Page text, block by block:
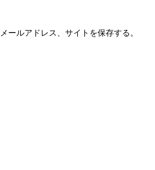
ールアドレス、サイトを保存する。